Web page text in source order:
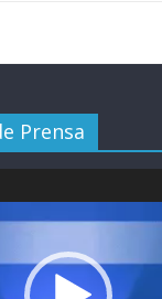
Prensa